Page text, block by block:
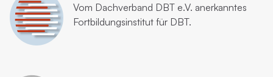
Vom Dachverband DBT e.V. anerkanntes
Fortbildungsinstitut für DBT.